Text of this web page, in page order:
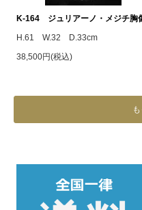
K-164 ジュリアーノ・メジチ胸
H.61 W.32 D.33cm
38,500円(税込)